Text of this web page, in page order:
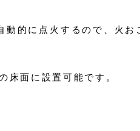
的に点火するので、火お
床面に設置可能です。